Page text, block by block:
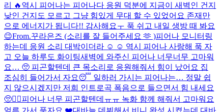
리 🔥 역시 피어나는 피어나다 응원 덕분에 지금이 새벽인 건지
낮인 건지도 모르고 그냥 힘있게 무대 할 수 있었어요 존재만
으로 에너지가 됩니다!! 감사해요ㅜ 푹 쉬고 내일 생방 때 봐요
😉From.꾸라은즈 (소리를 잘 들어주세요 🫶 )피어나 모니터링
하는데 응원 소리 대박이더라 ☺️ ☺️ 역시 피어나 사랑해 푹 자
고 오늘 하루도 화이팅새벽에 와주신 피어나 너무너무 고마워
요… 🥺 피곤할텐데 큰 목소리로 응원해줘서 힘이 났어요 집
조심히 들어가서 자요😴 일하러 가시는 피어나는… 정말 쉽
지 않으시겠지만 저희 인트로곡 폭음으로 들으면서 힘 내세요
🥺❤️‍🔥피어나 너무 피곤할텐데ㅠㅠ 녹화 함께 해줘서 고마워요
얼른 가서 푹자요 ❤️대바늘 데뷔해서 비니 완성 시켰는데 대바